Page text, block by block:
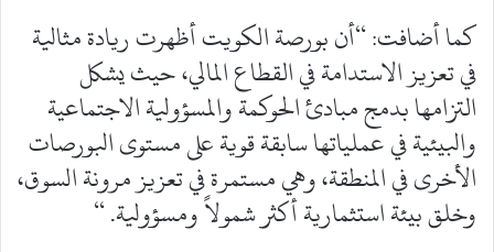
كما أضافت: “أن بورصة الكويت أظهرت ريادة مثالية
في تعزيز الاستدامة في القطاع المالي، حيث يشكل
التزامها بدمج مبادئ الحوكمة والمسؤولية الاجتماعية
والبيئية في عملياتها سابقة قوية على مستوى البورصات
الأخرى في المنطقة، وهي مستمرة في تعزيز مرونة السوق،
وخلق بيئة استثمارية أكثر شمولاً ومسؤولية. “